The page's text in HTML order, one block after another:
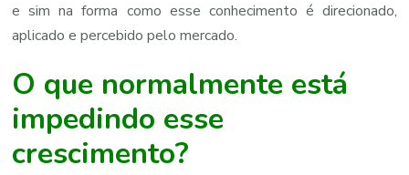
e sim na forma como esse conhecimento é direcionado,
aplicado e percebido pelo mercado.
O que normalmente está
impedindo esse
crescimento?